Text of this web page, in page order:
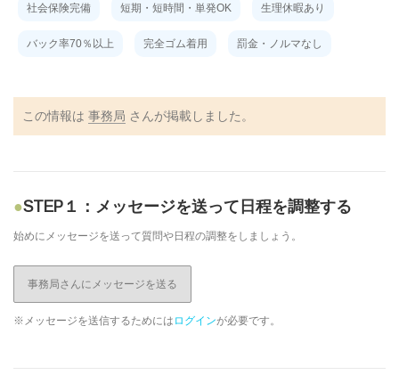
社会保険完備 短期・短時間・単発OK 生理休暇あり
バック率70％以上 完全ゴム着用 罰金・ノルマなし
この情報は 事務局 さんが掲載しました。
STEP１：メッセージを送って日程を調整する
始めにメッセージを送って質問や日程の調整をしましょう。
事務局さんにメッセージを送る
※メッセージを送信するためには ログインが必要です。